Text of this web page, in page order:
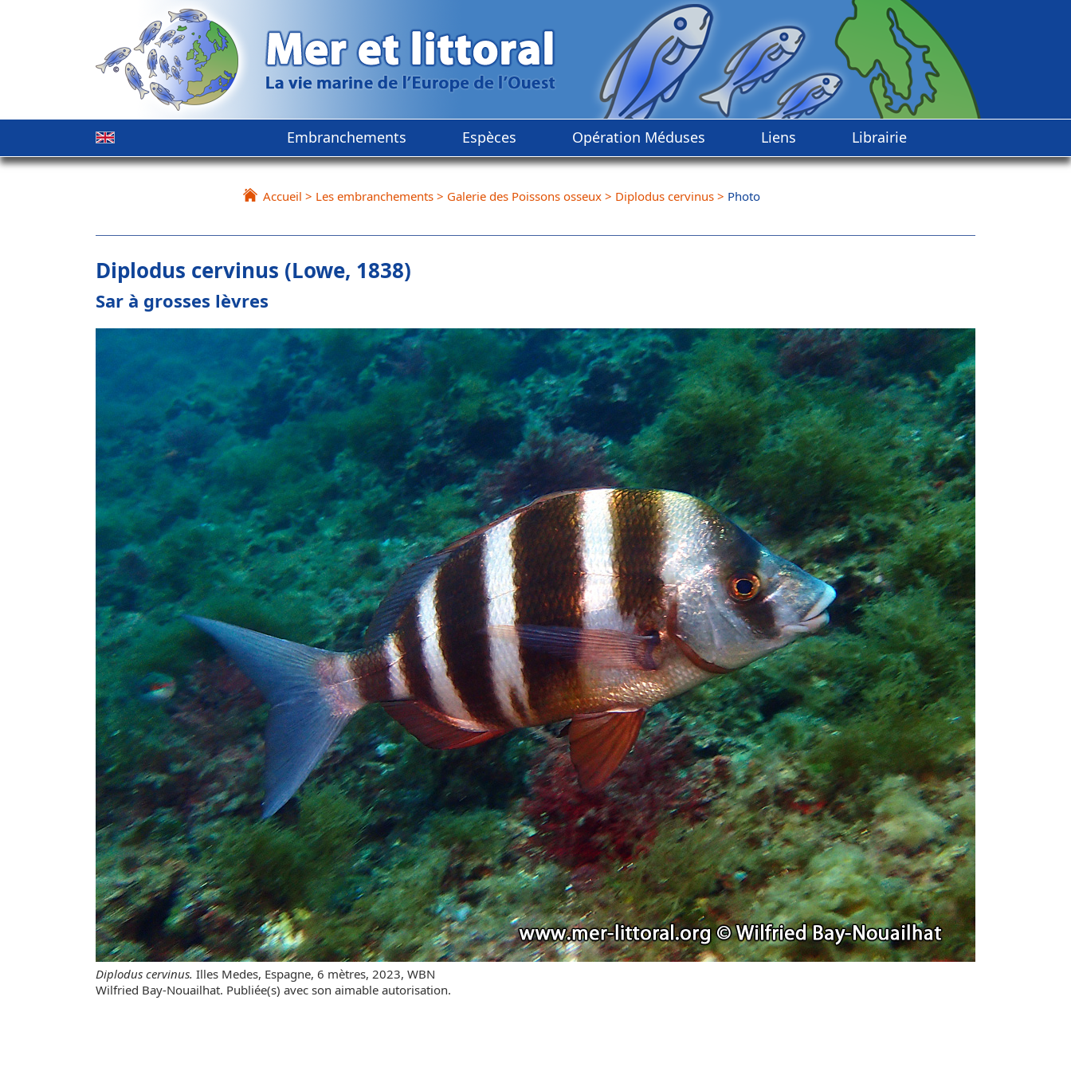
Embranchements Espèces Opération Méduses Liens Librairie
Accueil > Les embranchements > Galerie des Poissons osseux > Diplodus cervinus > Photo
Diplodus cervinus (Lowe, 1838)
Sar à grosses lèvres
Diplodus cervinus. Illes Medes, Espagne, 6 mètres, 2023, WBN
Wilfried Bay-Nouailhat. Publiée(s) avec son aimable autorisation.